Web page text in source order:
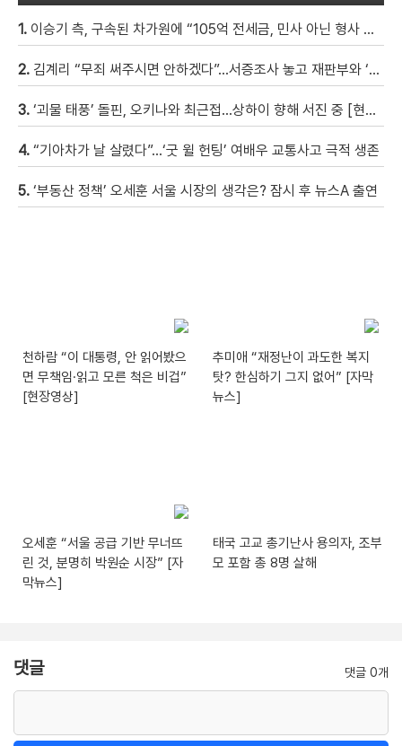
1. 이승기 측, 구속된 차가원에 “105억 전세금, 민사 아닌 형사 범죄…엄벌 원해” [자막뉴스]
2. 김계리 “무죄 써주시면 안하겠다”…서증조사 놓고 재판부와 ‘신경전’ [현장영상]
3. ‘괴물 태풍’ 돌핀, 오키나와 최근접…상하이 향해 서진 중 [현장영상]
4. “기아차가 날 살렸다”…‘굿 윌 헌팅’ 여배우 교통사고 극적 생존
5. ‘부동산 정책’ 오세훈 서울 시장의 생각은? 잠시 후 뉴스A 출연
천하람 “이 대통령, 안 읽어봤으
면 무책임·읽고 모른 척은 비겁”
[현장영상]
추미애 “재정난이 과도한 복지
탓? 한심하기 그지 없어” [자막
뉴스]
오세훈 “서울 공급 기반 무너뜨
린 것, 분명히 박원순 시장” [자
막뉴스]
태국 고교 총기난사 용의자, 조부
모 포함 총 8명 살해
댓글 댓글 0개